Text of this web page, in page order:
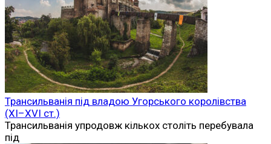
Трансильванія під владою Угорського королівства
(XI–XVI ст.)
Трансильванія упродовж кількох століть перебувала
під